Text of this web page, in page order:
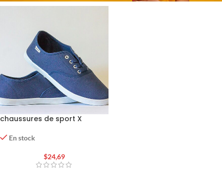
chaussures de sport X
En stock
$24,69